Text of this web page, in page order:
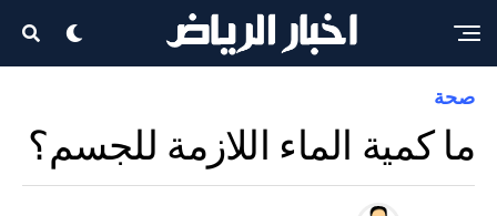
صحة
ما كمية الماء اللازمة للجسم؟